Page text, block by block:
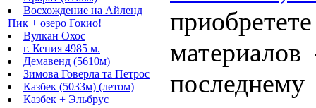
Восхождение на Айленд
Пик + озеро Гокио!
Вулкан Охос
г. Кения 4985 м.
Демавенд (5610м)
Зимова Говерла та Петрос
Казбек (5033м) (летом)
Казбек + Эльбрус